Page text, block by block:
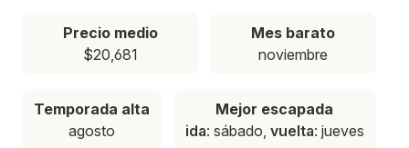
Precio medio
$20,681
Mes barato
noviembre
Temporada alta
agosto
Mejor escapada
ida: sábado, vuelta: jueves